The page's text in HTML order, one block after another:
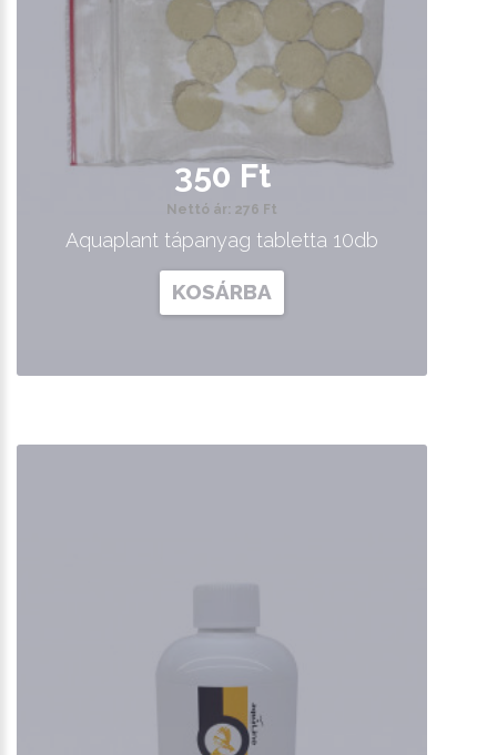
350 Ft
Nettó ár: 276 Ft
Aquaplant tápanyag tabletta 10db
KOSÁRBA